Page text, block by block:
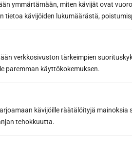
ymmärtämään, miten kävijät ovat
tietoa kävijöiden lukumäärästä,
verkkosivuston tärkeimpien
paremman käyttökokemuksen.
kävijöille räätälöityjä mainoksia
tehokkuutta.
Sähköpostiosoite *
Tilaa